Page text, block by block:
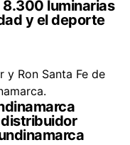
8.300 luminarias
y el deporte